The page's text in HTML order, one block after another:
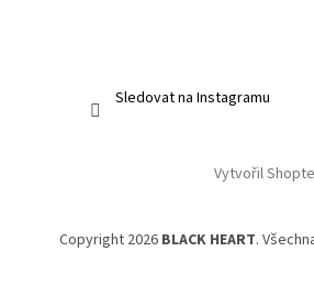
Sledovat na Instagramu
Vytvořil
Copyright 2026 BLACK HEART.